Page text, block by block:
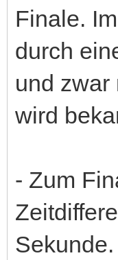
Finale.
durch
und zwar
wird
- Zum